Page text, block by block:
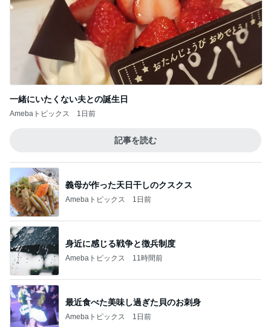
一緒にいたくない夫との誕生日
Amebaトピックス 1日前
記事を読む
義母が作った天日干しのクスクス
Amebaトピックス 1日前
身近に感じる戦争と徴兵制度
Amebaトピックス 11時間前
最近食べた美味し過ぎた貝のお刺身
Amebaトピックス 1日前